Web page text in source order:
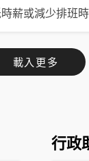
薪或減少排班時
載入更多
行政